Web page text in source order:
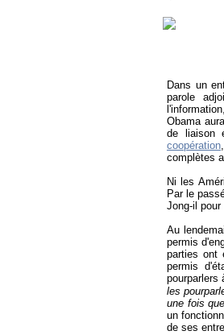
Dans un
parole
Obama
de liaison
coopération
complètes
Ni les
Par le
Jong-il
Au
permis
parties ont
permis
pourparlers
les
une fois
un
de ses